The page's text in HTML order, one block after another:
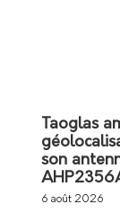
Taoglas
son
6 août 2026